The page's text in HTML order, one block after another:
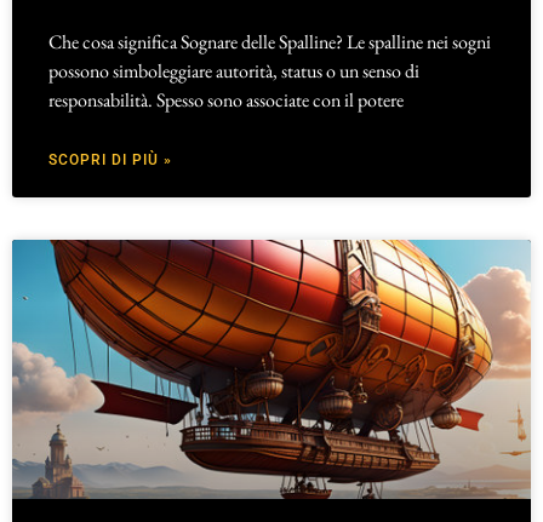
Che cosa significa Sognare delle Spalline? Le spalline nei sogni
possono simboleggiare autorità, status o un senso di
responsabilità. Spesso sono associate con il potere
SCOPRI DI PIÙ »